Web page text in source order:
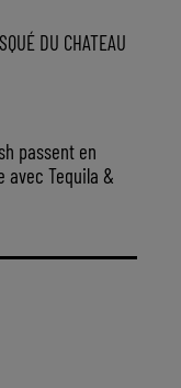
DU CHATEAU
passent en
avec Tequila &